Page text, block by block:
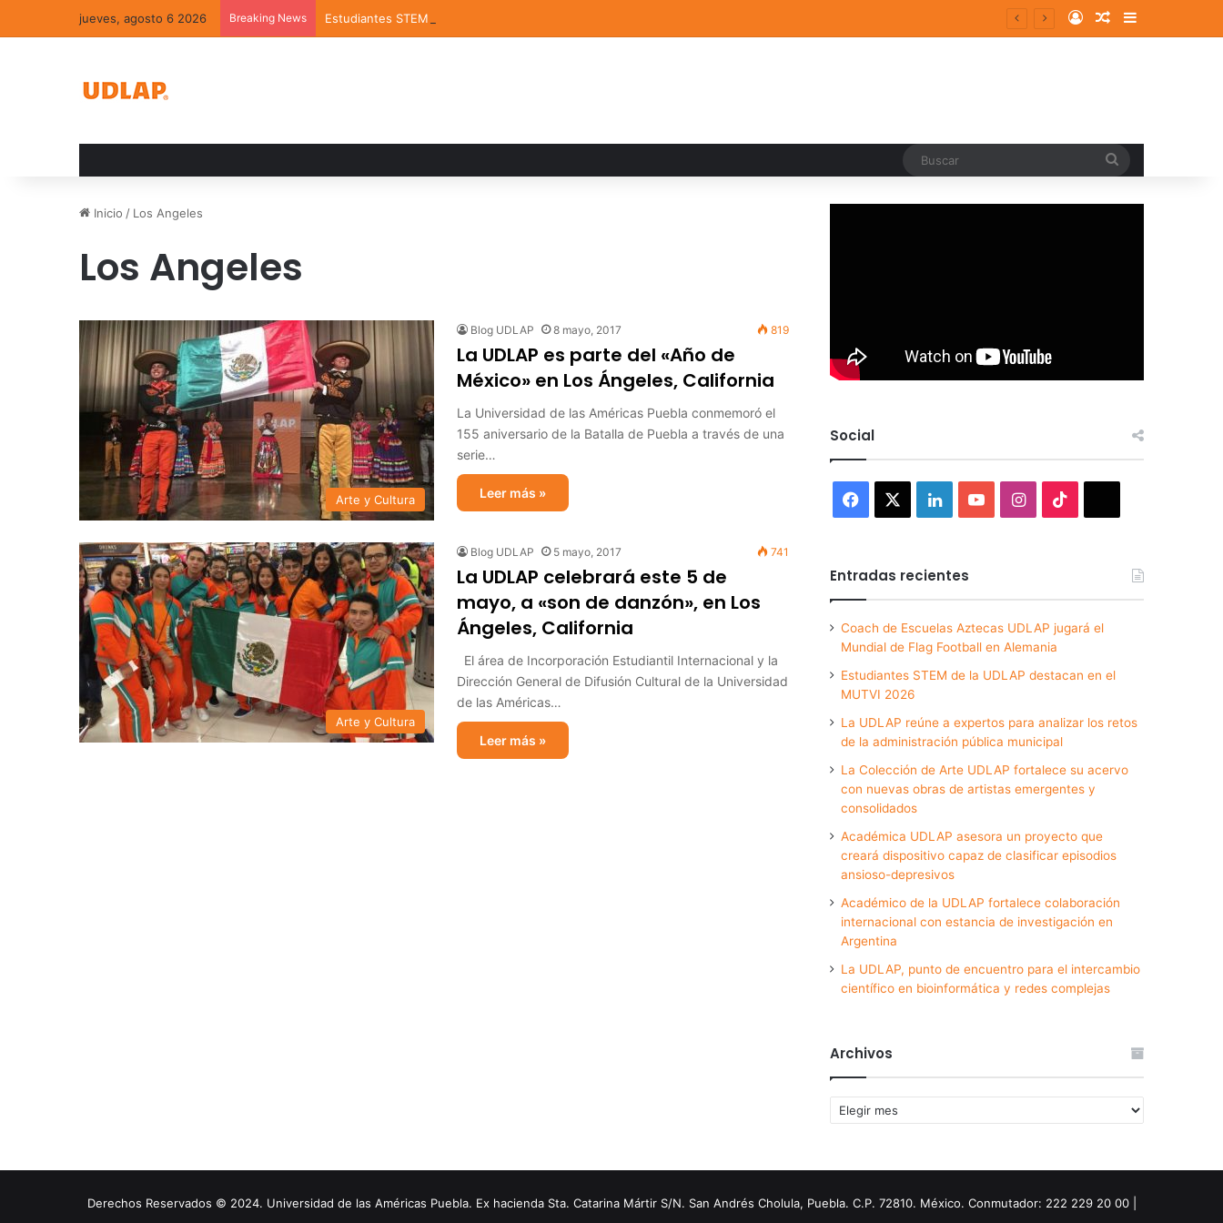
jueves, agosto 6 2026 Breaking News Estudiantes STEM de la UDLAP destacan en el MUTVI 2026 Log InRandom Article
Sidebar
Inicio / Los Angeles
Los Angeles
Arte y Cultura
Blog UDLAP 8 mayo, 2017 819
La UDLAP es parte del «Año de
México» en Los Ángeles, California
La Universidad de las Américas Puebla conmemoró el
155 aniversario de la Batalla de Puebla a través de una
serie…
Leer más »
Arte y Cultura
Blog UDLAP 5 mayo, 2017 741
La UDLAP celebrará este 5 de
mayo, a «son de danzón», en Los
Ángeles, California
El área de Incorporación Estudiantil Internacional y la
Dirección General de Difusión Cultural de la Universidad
de las Américas…
Leer más »
Social
Facebook LinkedInYouTubeInstagram
Entradas recientes
Coach de Escuelas Aztecas UDLAP jugará el
Mundial de Flag Football en Alemania
Estudiantes STEM de la UDLAP destacan en el
MUTVI 2026
La UDLAP reúne a expertos para analizar los retos
de la administración pública municipal
La Colección de Arte UDLAP fortalece su acervo
con nuevas obras de artistas emergentes y
consolidados
Académica UDLAP asesora un proyecto que
creará dispositivo capaz de clasificar episodios
ansioso-depresivos
Académico de la UDLAP fortalece colaboración
internacional con estancia de investigación en
Argentina
La UDLAP, punto de encuentro para el intercambio
científico en bioinformática y redes complejas
Archivos
Archivos
Derechos Reservados © 2024. Universidad de las Américas Puebla. Ex hacienda Sta. Catarina Mártir S/N. San Andrés Cholula, Puebla. C.P. 72810. México. Conmutador: 222 229 20 00 |